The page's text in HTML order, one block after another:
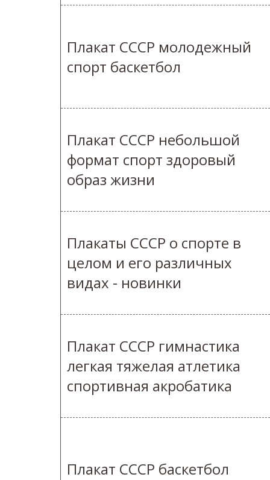
Плакат СССР молодежный
спорт баскетбол
Плакат СССР небольшой
формат спорт здоровый
образ жизни
Плакаты СССР о спорте в
целом и его различных
видах - новинки
Плакат СССР гимнастика
легкая тяжелая атлетика
спортивная акробатика
Плакат СССР баскетбол